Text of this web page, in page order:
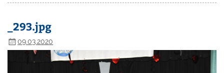
_293.jpg
09.03.2020